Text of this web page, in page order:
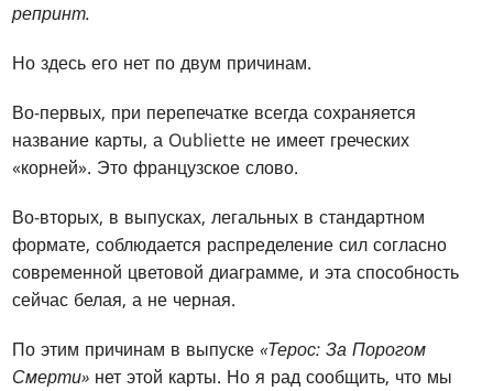
репринт.
Но здесь его нет по двум причинам.
Во-первых, при перепечатке всегда сохраняется
название карты, а Oubliette не имеет греческих
«корней». Это французское слово.
Во-вторых, в выпусках, легальных в стандартном
формате, соблюдается распределение сил согласно
современной цветовой диаграмме, и эта способность
сейчас белая, а не черная.
По этим причинам в выпуске«Терос: За Порогом
Смерти» нет этой карты. Но я рад сообщить, что мы